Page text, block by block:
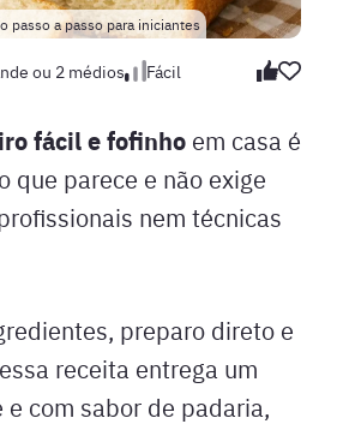
passo a passo para iniciantes
ou 2 médios Fácil
fácil e fofinho em casa é
que parece e não exige
nem técnicas
preparo direto e
receita entrega um
e com sabor de padaria,